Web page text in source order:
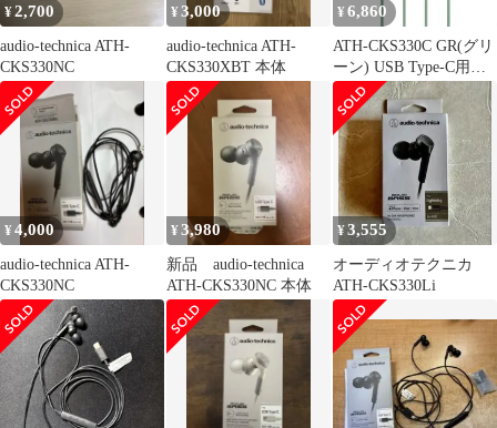
¥2,700
audio-technica ATH-
CKS330NC
¥3,000
audio-technica ATH-
CKS330XBT 本体
¥ 6,860
ATH-CKS330C GR(グリ
ーン) USB Type-C用イ
ヤホン
¥4,000
audio-technica ATH-
CKS330NC
¥3,980
新品 audio-technica
ATH-CKS330NC 本体
¥3,555
オーディオテクニカ
ATH-CKS330Li